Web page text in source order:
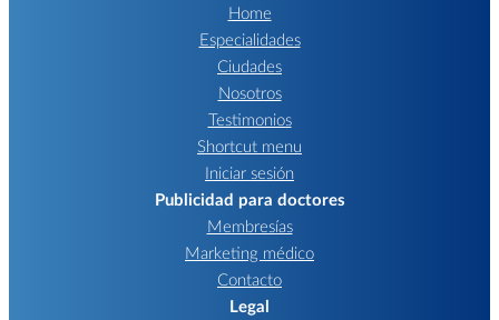
Home
Especialidades
Ciudades
Nosotros
Testimonios
Shortcut menu
Iniciar sesión
Publicidad para doctores
Membresías
Marketing médico
Contacto
Legal